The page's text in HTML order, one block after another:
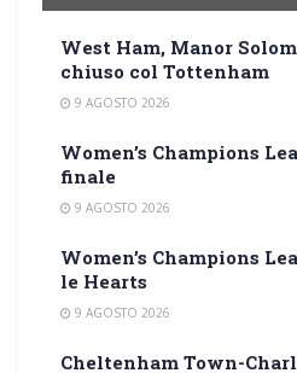
West Ham, Manor
chiuso col Tottenham
9 AGOSTO 2026
Women’s Champions
finale
9 AGOSTO 2026
Women’s Champions
le Hearts
9 AGOSTO 2026
Cheltenham Town-